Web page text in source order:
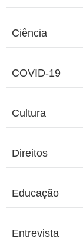
Ciência
COVID-19
Cultura
Direitos
Educação
Entrevista